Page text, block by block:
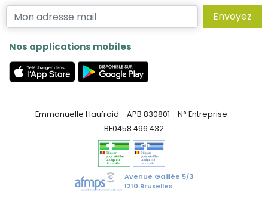
Envoyez
Nos applications mobiles
Emmanuelle Haufroid - APB 830801 - N° Entreprise -
BE0458.496.432
Avenue Galilée 5/3
1210 Bruxelles